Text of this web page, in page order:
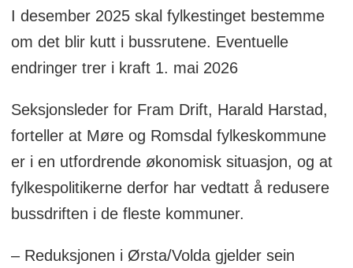
I desember 2025 skal fylkestinget bestemme
om det blir kutt i bussrutene. Eventuelle
endringer trer i kraft 1. mai 2026
Seksjonsleder for Fram Drift, Harald Harstad,
forteller at Møre og Romsdal fylkeskommune
er i en utfordrende økonomisk situasjon, og at
fylkespolitikerne derfor har vedtatt å redusere
bussdriften i de fleste kommuner.
– Reduksjonen i Ørsta/Volda gjelder sein